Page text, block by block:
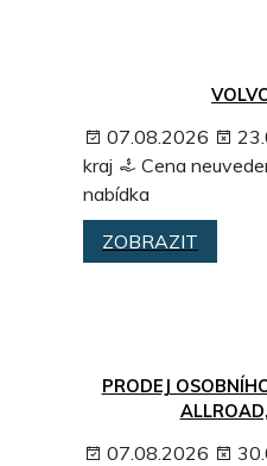
07.08.2026
kraj
Cena
nabídka
ZOBRAZIT
PRODEJ
07.08.2026